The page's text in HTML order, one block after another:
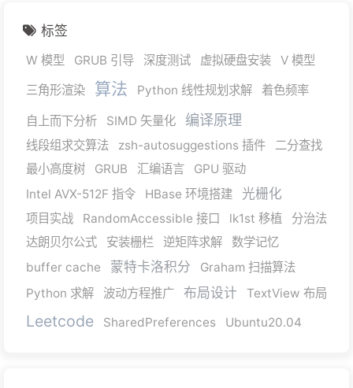
标签
W 模型 GRUB 引导 深度测试 虚拟硬盘安装
V 模型
三角形渲染
算法 Python 线性规划求解 着色频率
自上而下分析 SIMD 矢量化 编译原理
线段组求交算法 zsh-autosuggestions 插件
二分查找
最小高度树
GRUB 汇编语言
GPU 驱动
Intel AVX-512F 指令
HBase 环境搭建 光栅化
项目实战 RandomAccessible 接口 lk1st 移植
分治法
达朗贝尔公式
安装栅栏 逆矩阵求解
数学记忆
buffer cache
蒙特卡洛积分
Graham 扫描算法
Python 求解
波动方程推广 布局设计 TextView 布局
Leetcode SharedPreferences Ubuntu20.04